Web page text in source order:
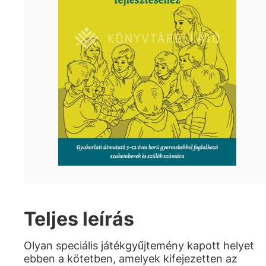
Teljes leírás
Olyan speciális játékgyűjtemény kapott helyet
ebben a kötetben, amelyek kifejezetten az